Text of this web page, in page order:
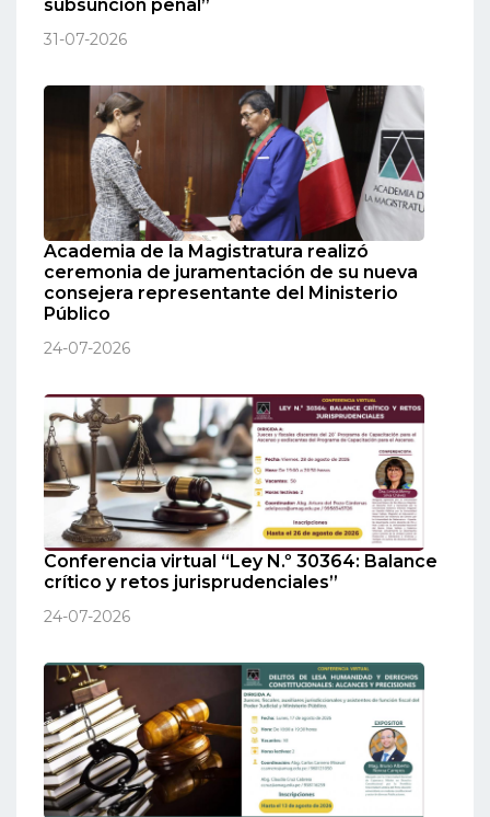
subsunción penal”
31-07-2026
Academia de la Magistratura realizó
ceremonia de juramentación de su nueva
consejera representante del Ministerio
Público
24-07-2026
Conferencia virtual “Ley N.º 30364: Balance
crítico y retos jurisprudenciales”
24-07-2026